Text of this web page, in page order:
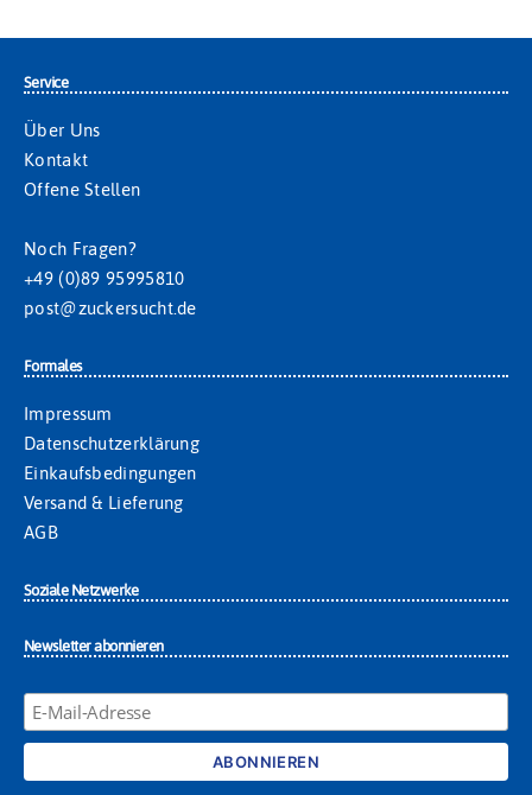
Service
Über Uns
Kontakt
Offene Stellen
Noch Fragen?
+49 (0)89 95995810
post@zuckersucht.de
Formales
Impressum
Datenschutzerklärung
Einkaufsbedingungen
Versand & Lieferung
AGB
Soziale Netzwerke
Newsletter abonnieren